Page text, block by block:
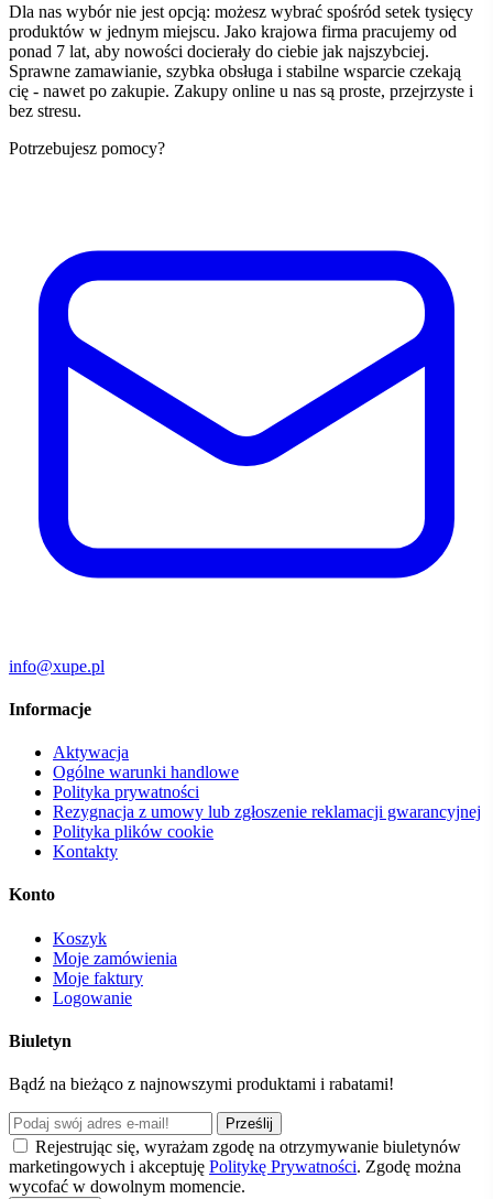
Dla nas wybór nie jest opcją: możesz wybrać spośród setek tysięcy
produktów w jednym miejscu. Jako krajowa firma pracujemy od
ponad 7 lat, aby nowości docierały do ciebie jak najszybciej.
Sprawne zamawianie, szybka obsługa i stabilne wsparcie czekają
cię - nawet po zakupie. Zakupy online u nas są proste, przejrzyste i
bez stresu.
Potrzebujesz pomocy?
info@xupe.pl
Informacje
Aktywacja
Ogólne warunki handlowe
Polityka prywatności
Rezygnacja z umowy lub zgłoszenie reklamacji gwarancyjnej
Polityka plików cookie
Kontakty
Konto
Koszyk
Moje zamówienia
Moje faktury
Logowanie
Biuletyn
Bądź na bieżąco z najnowszymi produktami i rabatami!
Prześlij
Rejestrując się, wyrażam zgodę na otrzymywanie biuletynów
marketingowych i akceptuję Politykę Prywatności. Zgodę można
wycofać w dowolnym momencie.